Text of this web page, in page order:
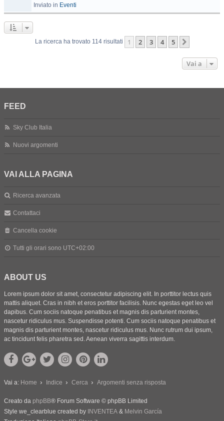
Inviato in Eventi
La ricerca ha trovato 114 risultati 1 2 3 4 5
Vai a
FEED
Sky Club Italia
Nuovi argomenti
VAI ALLA PAGINA
Ricerca avanzata
Contattaci
Cancella cookie
Tutti gli orari sono UTC+02:00
ABOUT US
Lorem ipsum dolor sit amet, consectetur adipiscing elit. In porttitor lectus quis
mattis aliquet. Cras in nibh et eros porttitor facilisis. Nunc egestas eget leo vel
dapibus. Cum sociis natoque penatibus et magnis dis parturient montes,
nascetur ridiculus mus. Suspendisse potenti. Cum sociis natoque penatibus et
magnis dis parturient montes, nascetur ridiculus mus. Nunc rutrum dui ipsum,
ac tincidunt felis pharetra sed. Aenean viverra sagittis interdum.
Vai a: Home Indice Cerca Argomenti senza risposta
Creato da phpBB® Forum Software © phpBB Limited
Style we_clearblue created by INVENTEA & Melvin García